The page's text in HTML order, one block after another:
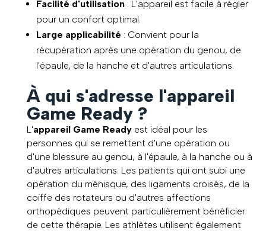
Facilité d'utilisation: L'appareil est facile à régler
pour un confort optimal.
Large applicabilité : Convient pour la
récupération après une opération du genou, de
l'épaule, de la hanche et d'autres articulations.
À qui s'adresse l'appareil
Game Ready ?
L'appareil Game Readyest idéal pour les
personnes qui se remettent d'une opération ou
d'une blessure au genou, à l'épaule, à la hanche ou à
d'autres articulations. Les patients qui ont subi une
opération du ménisque, des ligaments croisés, de la
coiffe des rotateurs ou d'autres affections
orthopédiques peuvent particulièrement bénéficier
de cette thérapie. Les athlètes utilisent également